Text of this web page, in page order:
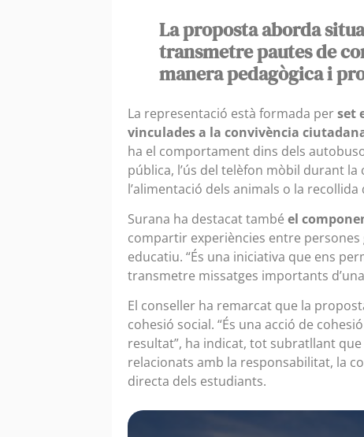
La proposta aborda
transmetre pautes de
manera pedagògica i
La representació està formada perset
vinculades a la convivència
ha el comportament dins dels
pública, l’ús del telèfon mòbil durant la
l’alimentació dels animals o la
Surana ha destacat també el
compartir experiències entre
educatiu. “És una iniciativa que ens
transmetre missatges importants
El conseller ha remarcat que la
cohesió social. “És una acció de
resultat”, ha indicat, tot subratllant
relacionats amb la responsabilitat, la
directa dels estudiants.